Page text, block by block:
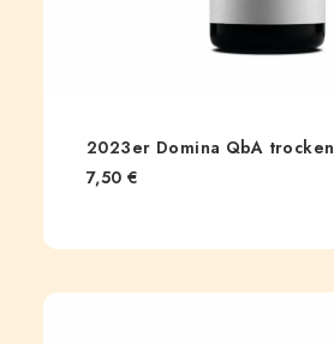
2023er Domina QbA trocken
7,50€